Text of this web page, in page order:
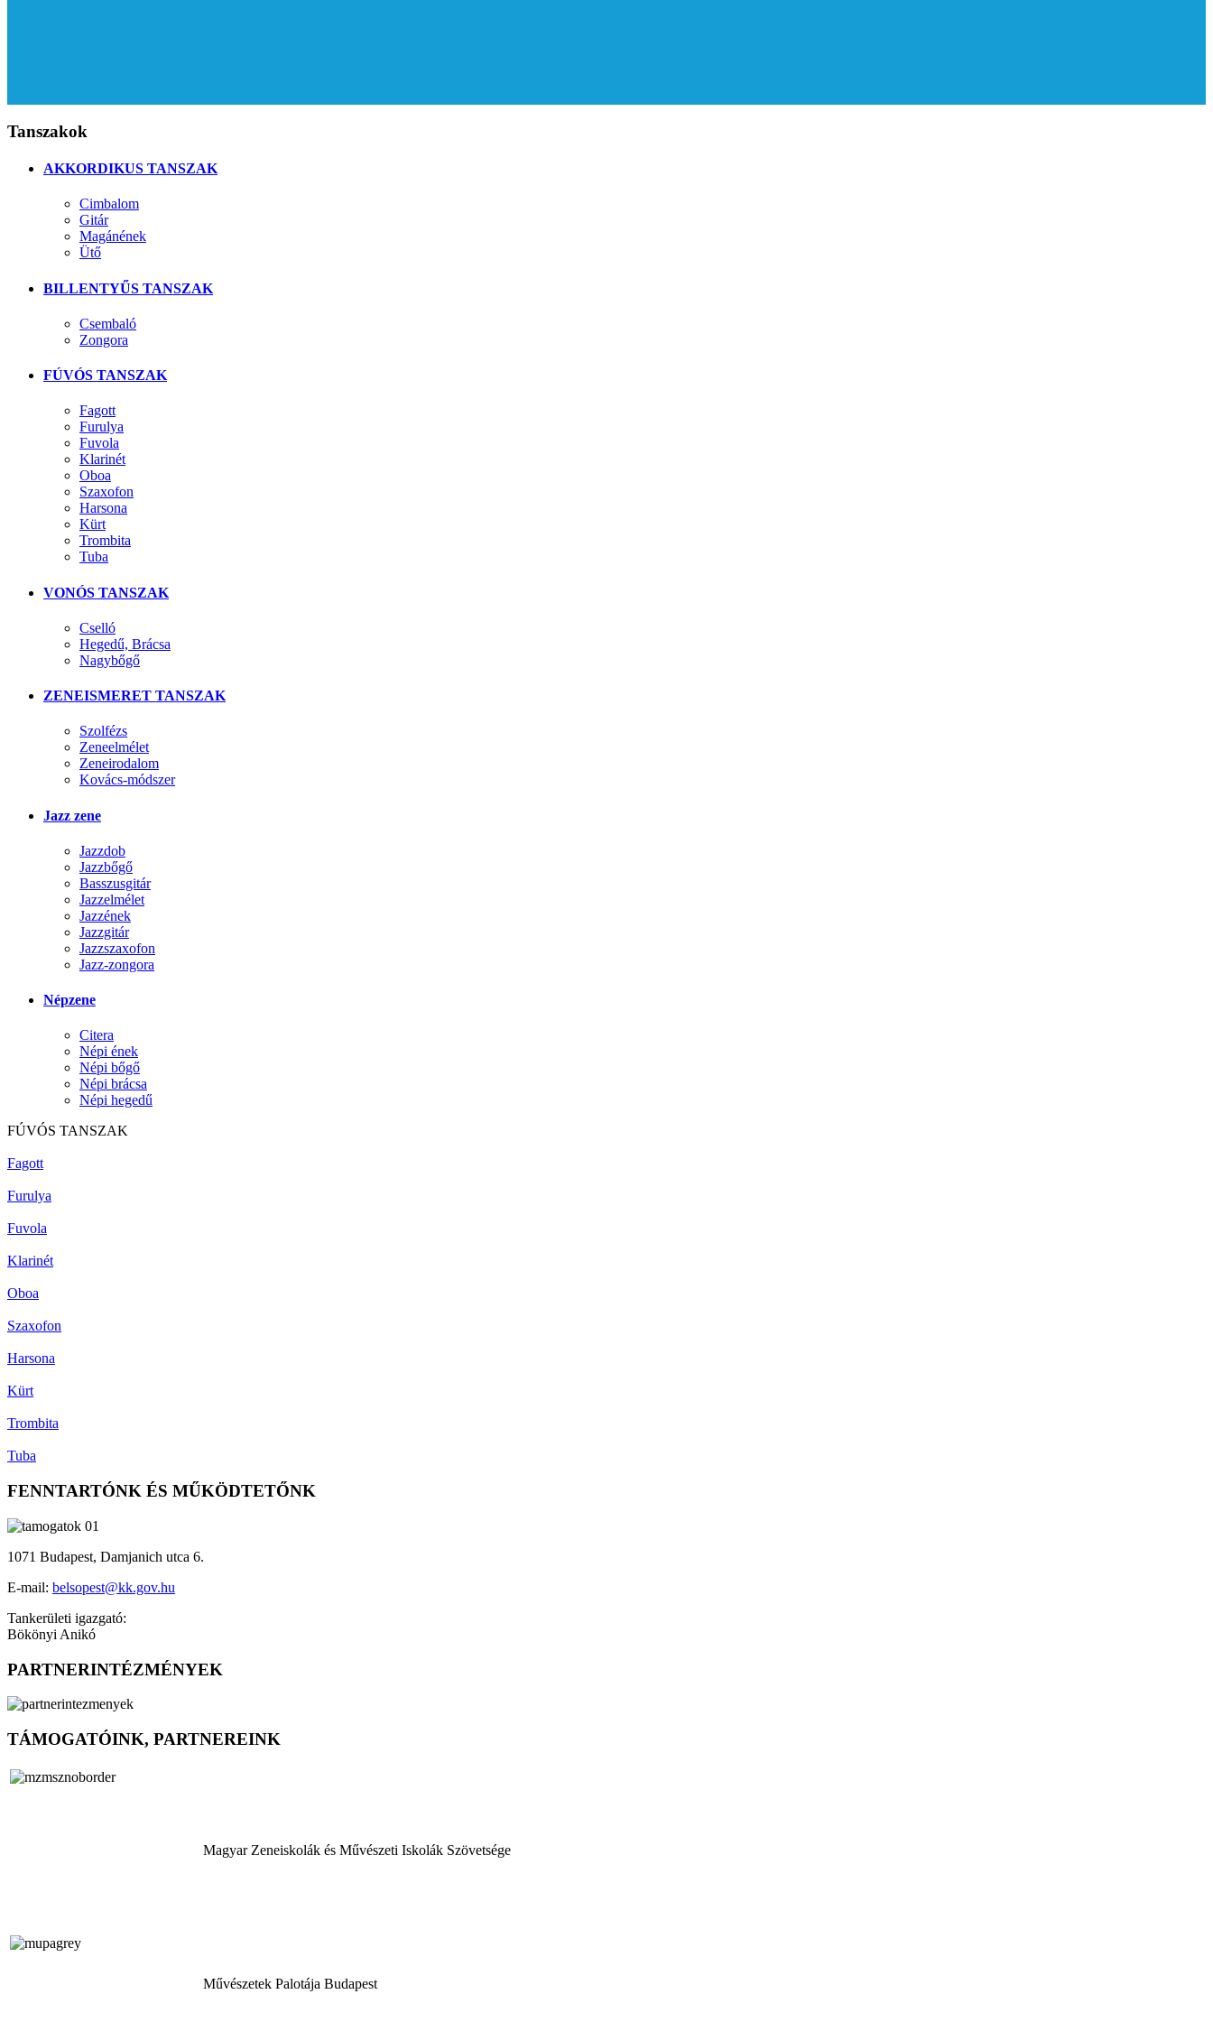
Tanszakok
AKKORDIKUS TANSZAK
Cimbalom
Gitár
Magánének
Ütő
BILLENTYŰS TANSZAK
Csembaló
Zongora
FÚVÓS TANSZAK
Fagott
Furulya
Fuvola
Klarinét
Oboa
Szaxofon
Harsona
Kürt
Trombita
Tuba
VONÓS TANSZAK
Cselló
Hegedű, Brácsa
Nagybőgő
ZENEISMERET TANSZAK
Szolfézs
Zeneelmélet
Zeneirodalom
Kovács-módszer
Jazz zene
Jazzdob
Jazzbőgő
Basszusgitár
Jazzelmélet
Jazzének
Jazzgitár
Jazzszaxofon
Jazz-zongora
Népzene
Citera
Népi ének
Népi bőgő
Népi brácsa
Népi hegedű
FÚVÓS TANSZAK
Fagott
Furulya
Fuvola
Klarinét
Oboa
Szaxofon
Harsona
Kürt
Trombita
Tuba
FENNTARTÓNK ÉS MŰKÖDTETŐNK
1071 Budapest, Damjanich utca 6.
E-mail: belsopest@kk.gov.hu
Tankerületi igazgató:
Bökönyi Anikó
PARTNERINTÉZMÉNYEK
TÁMOGATÓINK, PARTNEREINK
Magyar Zeneiskolák és Művészeti Iskolák Szövetsége
Művészetek Palotája Budapest